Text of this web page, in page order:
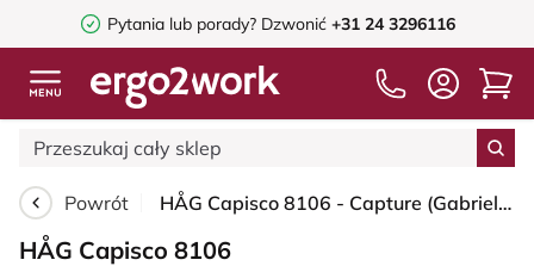
Pytania lub porady? Dzwonić +31 24 3296116
Powrót HÅG Capisco 8106 - Capture (Gabriel) - Wełna / Poliamid - CPT6401 - Ochre - Blush Rose - 265 mm (seat height 53-79cm) - Hard castors for soft floors
HÅG Capisco 8106